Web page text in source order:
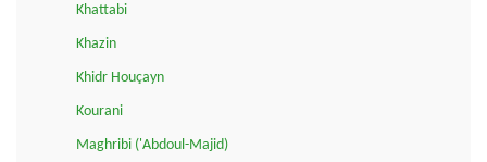
Khattabi
Khazin
Khidr Houçayn
Kourani
Maghribi ('Abdoul-Majid)